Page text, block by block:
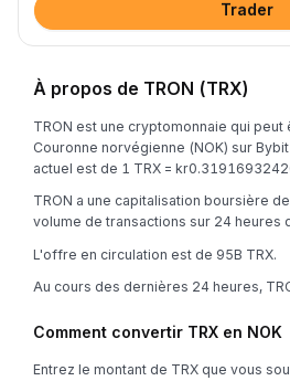
Trader
À propos de TRON (TRX)
TRON est une cryptomonnaie qui
Couronne norvégienne (NOK) sur
actuel est de 1 TRX =
TRON a une capitalisation boursière
volume de transactions sur 24 heures
L'offre en circulation est de 95B TRX.
Au cours des dernières 24 heures,
Comment convertir TRX en NOK
Entrez le montant de TRX que vous